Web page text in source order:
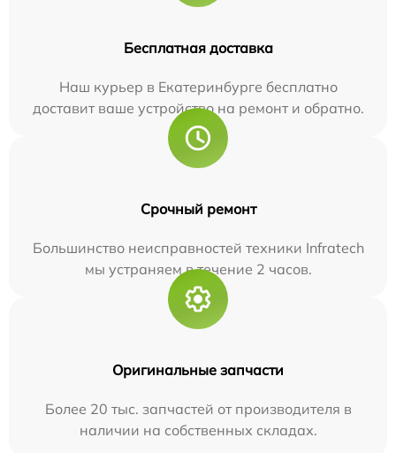
Бесплатная доставка
Наш курьер в Екатеринбурге бесплатно
доставит ваше устройство на ремонт и обратно.
Срочный ремонт
Большинство неисправностей техники Infratech
мы устраняем в течение 2 часов.
Оригинальные запчасти
Более 20 тыс. запчастей от производителя в
наличии на собственных складах.